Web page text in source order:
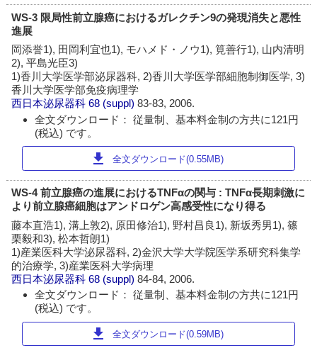
WS-3 限局性前立腺癌におけるガレクチン9の発現消失と悪性
進展
岡添誉1), 田岡利宜也1), モハメド・ノウ1), 筧善行1), 山内清明
2), 平島光臣3)
1)香川大学医学部泌尿器科, 2)香川大学医学部細胞制御医学, 3)
香川大学医学部免疫病理学
西日本泌尿器科 68 (suppl)83-83, 2006.
全文ダウンロード： 従量制、基本料金制の方共に121円
(税込) です。
download 全文ダウンロード(0.55MB)
WS-4 前立腺癌の進展におけるTNFαの関与 : TNFα長期刺激に
より前立腺癌細胞はアンドロゲン高感受性になり得る
藤本直浩1), 溝上敦2), 原田修治1), 野村昌良1), 新坂秀男1), 篠
栗毅和3), 松本哲朗1)
1)産業医科大学泌尿器科, 2)金沢大学大学院医学系研究科集学
的治療学, 3)産業医科大学病理
西日本泌尿器科 68 (suppl)84-84, 2006.
全文ダウンロード： 従量制、基本料金制の方共に121円
(税込) です。
download 全文ダウンロード(0.59MB)